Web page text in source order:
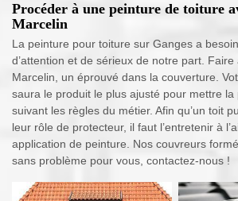
Procéder à une peinture de toiture
Marcelin
La peinture pour toiture sur Ganges a
d’attention et de sérieux de notre part. Faire
Marcelin, un éprouvé dans la couverture.
saura le produit le plus ajusté pour mettre la
suivant les règles du métier. Afin qu’un toit
leur rôle de protecteur, il faut l’entretenir à
application de peinture. Nos couvreurs
sans problème pour vous, contactez-nous !